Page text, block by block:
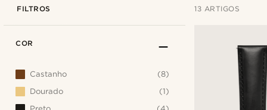
FILTROS 13 ARTIGOS
COR
Castanho
(8)
Dourado
(1)